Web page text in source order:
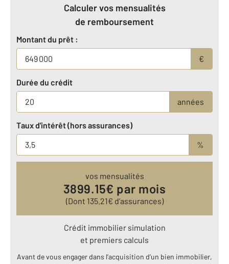
Calculer vos mensualités
de remboursement
Montant du prêt :
€
Durée du crédit
années
Taux d'intérêt (hors assurances)
%
vos mensualités
3899.15€ par mois
(Dont 135.21€ d’assurances)
Crédit immobilier simulation
et premiers calculs
Avant de vous engager dans l’acquisition d’un bien immobilier,